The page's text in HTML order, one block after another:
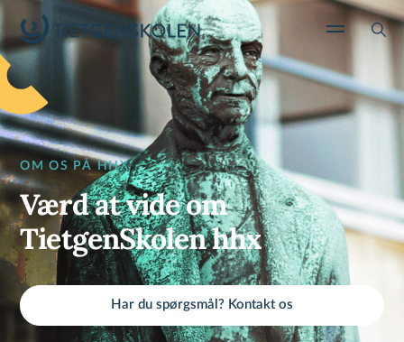
OM OS PÅ HHX
Værd at vide om
TietgenSkolen hhx
Har du spørgsmål? Kontakt os